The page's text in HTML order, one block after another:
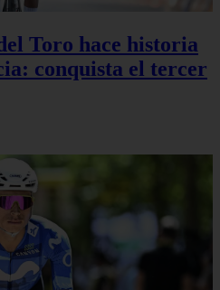
Toro hace historia
conquista el tercer